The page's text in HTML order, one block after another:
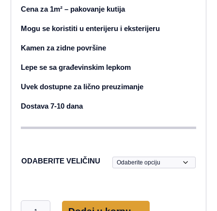
Cena za 1m² – pakovanje kutija
Mogu se koristiti u enterijeru i eksterijeru
Kamen za zidne površine
Lepe se sa građevinskim lepkom
Uvek dostupne za lično preuzimanje
Dostava 7-10 dana
ODABERITE VELIČINU